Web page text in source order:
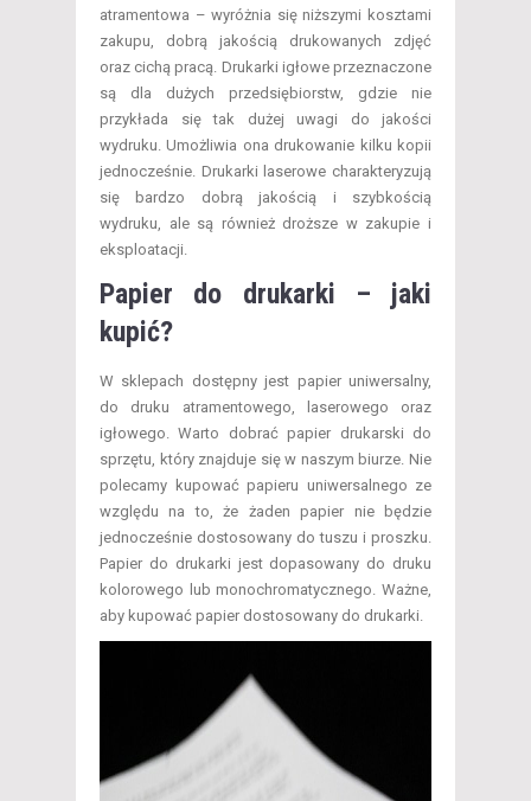
atramentowa – wyróżnia się niższymi kosztami
zakupu, dobrą jakością drukowanych zdjęć
oraz cichą pracą. Drukarki igłowe przeznaczone
są dla dużych przedsiębiorstw, gdzie nie
przykłada się tak dużej uwagi do jakości
wydruku. Umożliwia ona drukowanie kilku kopii
jednocześnie. Drukarki laserowe charakteryzują
się bardzo dobrą jakością i szybkością
wydruku, ale są również droższe w zakupie i
eksploatacji.
Papier do drukarki – jaki
kupić?
W sklepach dostępny jest papier uniwersalny,
do druku atramentowego, laserowego oraz
igłowego. Warto dobrać papier drukarski do
sprzętu, który znajduje się w naszym biurze. Nie
polecamy kupować papieru uniwersalnego ze
względu na to, że żaden papier nie będzie
jednocześnie dostosowany do tuszu i proszku.
Papier do drukarki jest dopasowany do druku
kolorowego lub monochromatycznego. Ważne,
aby kupować papier dostosowany do drukarki.